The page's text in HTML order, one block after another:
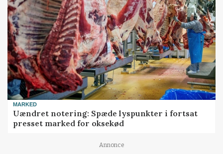
MARKED
Uændret notering: Spæde lyspunkter i fortsat
presset marked for oksekød
Annonce